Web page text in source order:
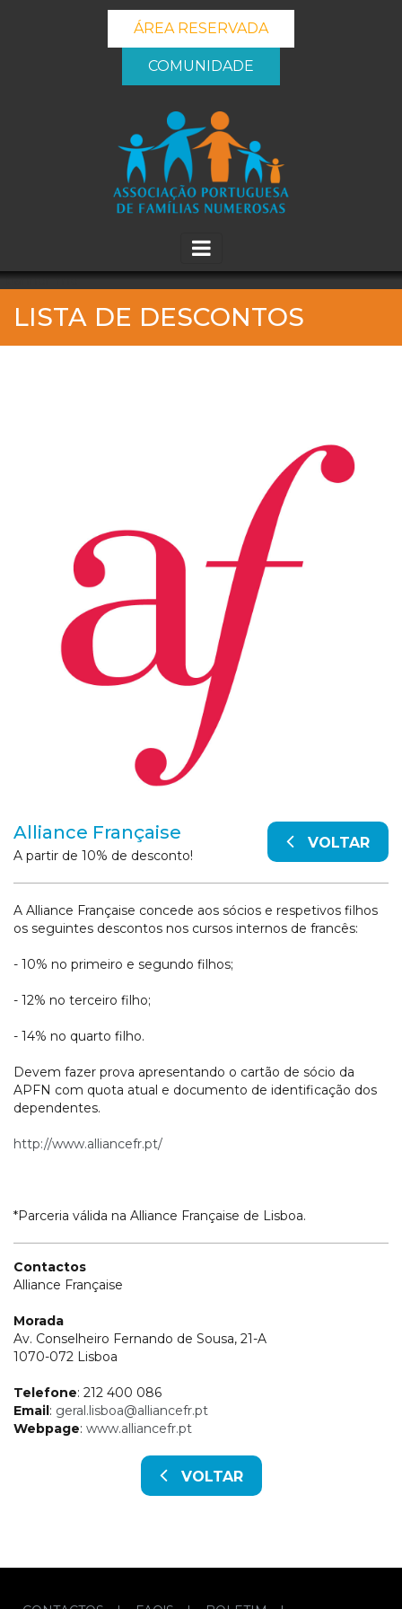
ÁREA RESERVADA
COMUNIDADE
_banner_me_
LISTA DE DESCONTOS
Alliance Française VOLTAR
A partir de 10% de desconto!
A Alliance Française concede aos sócios e respetivos filhos
os seguintes descontos nos cursos internos de francês:
- 10% no primeiro e segundo filhos;
- 12% no terceiro filho;
- 14% no quarto filho.
Devem fazer prova apresentando o cartão de sócio da
APFN com quota atual e documento de identificação dos
dependentes.
http://www.alliancefr.pt/
*Parceria válida na Alliance Française de Lisboa.
Contactos
Alliance Française
Morada
Av. Conselheiro Fernando de Sousa, 21-A
1070-072 Lisboa
Telefone: 212 400 086
Email: geral.lisboa@alliancefr.pt
Webpage: www.alliancefr.pt
VOLTAR